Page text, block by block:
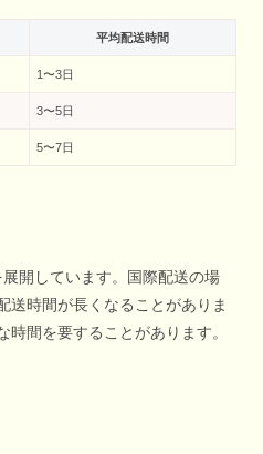
平均配送時間
1〜3日
3〜5日
5〜7日
開しています。国際配送の場
送時間が長くなることがありま
間を要することがあります。